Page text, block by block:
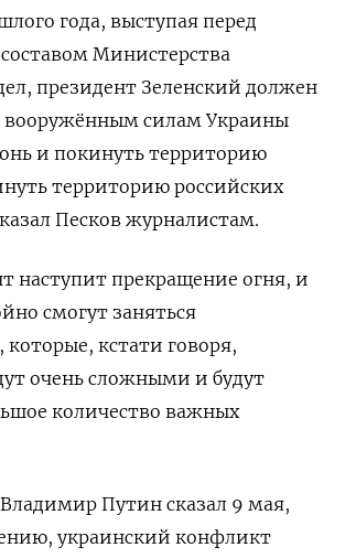
года, выступая перед
​Министерства
президент ‌Зеленский должен
вооружённым силам ​Украины
и покинуть территорию
территорию российских
Песков журналистам.
наступит ​прекращение огня, ​и
cмогут заняться
кстати ​говоря,
очень сложными и будут
количество важных
Путин сказал 9 мая,
украинский конфликт